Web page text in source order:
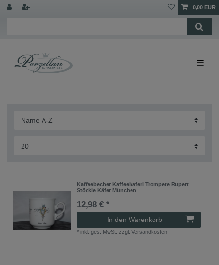
0,00 EUR
☰
Kaffeebecher Kaffeehaferl Trompete Rupert
Stöckle Käfer München
12,98 € *
In den Warenkorb
* inkl. ges. MwSt. zzgl.Versandkosten